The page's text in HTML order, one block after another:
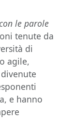
le parole
tenute da
di
agile,
e hanno